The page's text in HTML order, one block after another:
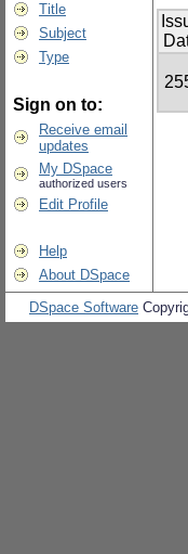
Title
Subject
Type
Sign on to:
Receive email
updates
My DSpace
authorized users
Edit Profile
Help
About DSpace
DSpace Software